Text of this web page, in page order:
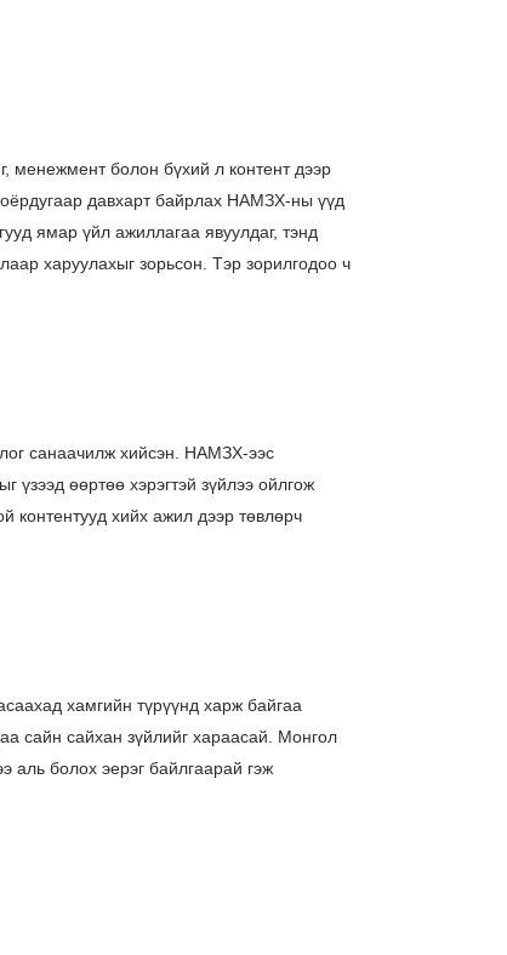
менежмент болон бүхий л контент дээр
давхарт байрлах НАМЗХ-ны үүд
ямар үйл ажиллагаа явуулдаг, тэнд
харуулахыг зорьсон. Тэр зорилгодоо ч
санаачилж хийсэн. НАМЗХ-ээс
үзээд өөртөө хэрэгтэй зүйлээ ойлгож
контентууд хийх ажил дээр төвлөрч
хамгийн түрүүнд харж байгаа
сайн сайхан зүйлийг хараасай. Монгол
аль болох эерэг байлгаарай гэж